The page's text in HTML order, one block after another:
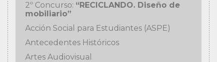
2º Concurso: “RECICLANDO. Diseño de
mobiliario”
Acción Social para Estudiantes (ASPE)
Antecedentes Históricos
Artes Audiovisual